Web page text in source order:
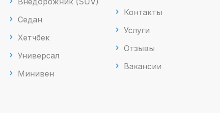
Седан
Хетчбек
Универсал
Минивен
Контакты
Услуги
Отзывы
Вакансии